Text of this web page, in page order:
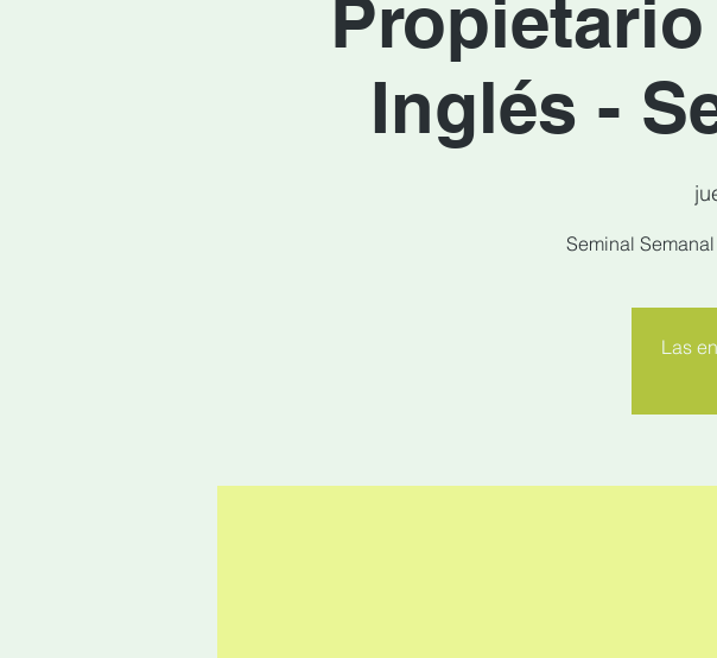
Inglés -
Seminal
Las